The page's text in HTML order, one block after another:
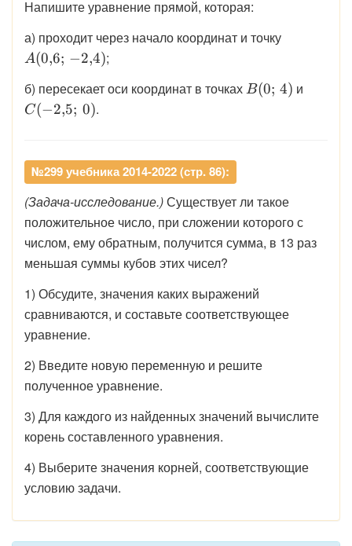
Напишите уравнение прямой, которая:
а) проходит через начало координат и точку
A(0,6; −2,4);
б) пересекает оси координат в точках \displaystyle
B(0; 4) и
C(−2,5; 0).
№299 учебника 2014-2022 (стр. 86):
(Задача-исследование.)Существует ли такое
положительное число, при сложении которого с
числом, ему обратным, получится сумма, в 13 раз
меньшая суммы кубов этих чисел?
1) Обсудите, значения каких выражений
сравниваются, и составьте соответствующее
уравнение.
2) Введите новую переменную и решите
полученное уравнение.
3) Для каждого из найденных значений вычислите
корень составленного уравнения.
4) Выберите значения корней, соответствующие
условию задачи.